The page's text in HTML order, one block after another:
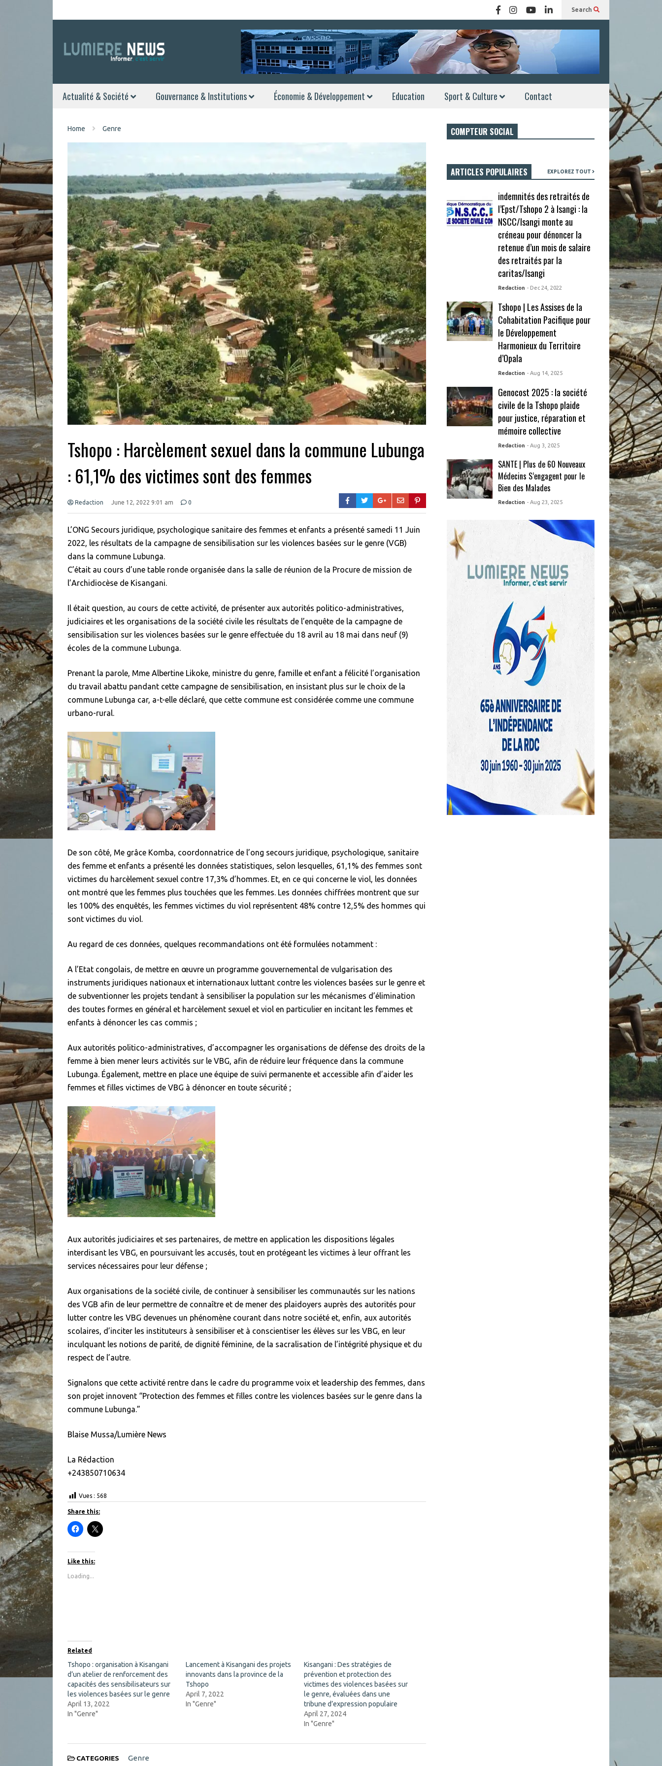
Search
Actualité & Société Gouvernance & Institutions Économie & Développement Education Sport & Culture Contact
Home Genre
Tshopo : Harcèlement sexuel dans la commune Lubunga
: 61,1% des victimes sont des femmes
Redaction June 12, 2022 9:01 am 0
L’ONG Secours juridique, psychologique sanitaire des femmes et enfants a présenté samedi 11 Juin
2022, les résultats de la campagne de sensibilisation sur les violences basées sur le genre (VGB)
dans la commune Lubunga.
C’était au cours d’une table ronde organisée dans la salle de réunion de la Procure de mission de
l’Archidiocèse de Kisangani.
Il était question, au cours de cette activité, de présenter aux autorités politico-administratives,
judiciaires et les organisations de la société civile les résultats de l’enquête de la campagne de
sensibilisation sur les violences basées sur le genre effectuée du 18 avril au 18 mai dans neuf (9)
écoles de la commune Lubunga.
Prenant la parole, Mme Albertine Likoke, ministre du genre, famille et enfant a félicité l’organisation
du travail abattu pandant cette campagne de sensibilisation, en insistant plus sur le choix de la
commune Lubunga car, a-t-elle déclaré, que cette commune est considérée comme une commune
urbano-rural.
De son côté, Me grâce Komba, coordonnatrice de l’ong secours juridique, psychologique, sanitaire
des femme et enfants a présenté les données statistiques, selon lesquelles, 61,1% des femmes sont
victimes du harcèlement sexuel contre 17,3% d’hommes. Et, en ce qui concerne le viol, les données
ont montré que les femmes plus touchées que les femmes. Les données chiffrées montrent que sur
les 100% des enquêtés, les femmes victimes du viol représentent 48% contre 12,5% des hommes qui
sont victimes du viol.
Au regard de ces données, quelques recommandations ont été formulées notamment :
A l’Etat congolais, de mettre en œuvre un programme gouvernemental de vulgarisation des
instruments juridiques nationaux et internationaux luttant contre les violences basées sur le genre et
de subventionner les projets tendant à sensibiliser la population sur les mécanismes d’élimination
des toutes formes en général et harcèlement sexuel et viol en particulier en incitant les femmes et
enfants à dénoncer les cas commis ;
Aux autorités politico-administratives, d’accompagner les organisations de défense des droits de la
femme à bien mener leurs activités sur le VBG, afin de réduire leur fréquence dans la commune
Lubunga. Également, mettre en place une équipe de suivi permanente et accessible afin d’aider les
femmes et filles victimes de VBG à dénoncer en toute sécurité ;
Aux autorités judiciaires et ses partenaires, de mettre en application les dispositions légales
interdisant les VBG, en poursuivant les accusés, tout en protégeant les victimes à leur offrant les
services nécessaires pour leur défense ;
Aux organisations de la société civile, de continuer à sensibiliser les communautés sur les nations
des VGB afin de leur permettre de connaître et de mener des plaidoyers auprès des autorités pour
lutter contre les VBG devenues un phénomène courant dans notre société et, enfin, aux autorités
scolaires, d’inciter les instituteurs à sensibiliser et à conscientiser les élèves sur les VBG, en leur
inculquant les notions de parité, de dignité féminine, de la sacralisation de l’intégrité physique et du
respect de l’autre.
Signalons que cette activité rentre dans le cadre du programme voix et leadership des femmes, dans
son projet innovent “Protection des femmes et filles contre les violences basées sur le genre dans la
commune Lubunga.”
Blaise Mussa/Lumière News
La Rédaction
+243850710634
Vues : 568
Share this:
C
l
k
o
s
h
b
o
o
k
(
O
p
e
n
s
i
n
i
d
C
l
i
n
n
e
w
w
i
n
Like this:
Loading...
Related
Tshopo : organisation à Kisangani
d’un atelier de renforcement des
capacités des sensibilisateurs sur
les violences basées sur le genre
April 13, 2022
In "Genre"
Lancement à Kisangani des projets
innovants dans la province de la
Tshopo
April 7, 2022
In "Genre"
Kisangani : Des stratégies de
prévention et protection des
victimes des violences basées sur
le genre, évaluées dans une
tribune d’expression populaire
April 27, 2024
In "Genre"
CATEGORIES Genre
COMPTEUR SOCIAL
ARTICLES POPULAIRES EXPLOREZ TOUT
indemnités des retraités de
l’Epst/Tshopo 2 à Isangi : la
NSCC/Isangi monte au
créneau pour dénoncer la
retenue d’un mois de salaire
des retraités par la
caritas/Isangi
Redaction - Dec 24, 2022
Tshopo | Les Assises de la
Cohabitation Pacifique pour
le Développement
Harmonieux du Territoire
d’Opala
Redaction - Aug 14, 2025
Genocost 2025 : la société
civile de la Tshopo plaide
pour justice, réparation et
mémoire collective
Redaction - Aug 3, 2025
SANTE | Plus de 60 Nouveaux
Médecins S’engagent pour le
Bien des Malades
Redaction - Aug 23, 2025